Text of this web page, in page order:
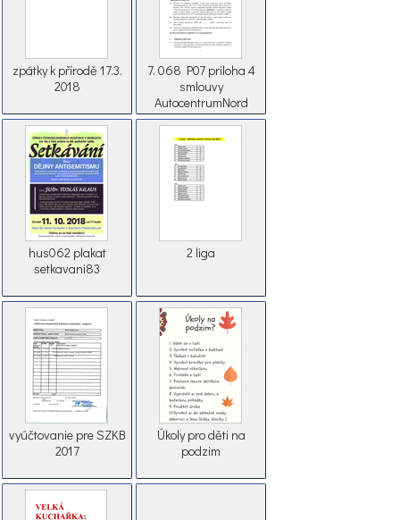
zpátky k přírodě 17.3.
2018
7. 068 P07 priloha 4
smlouvy
AutocentrumNord
hus062 plakat
setkavani83
2 liga
vyúčtovanie pre SZKB
2017
Úkoly pro děti na
podzim